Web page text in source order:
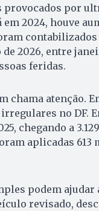
por
2024, houve
2026, entre
feridas.
chama atenção.
no DF.
chegando a
aplicadas 613
podem
revisado,